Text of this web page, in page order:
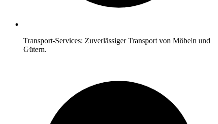
Transport-Services: Zuverlässiger Transport von Möbeln und
Gütern.